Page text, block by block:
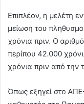
Επιπλέον, η μελέτη
μείωση του
χρόνια πριν. Ο
περίπου 42.000
χρόνια πριν από την
Όπως εξηγεί στο